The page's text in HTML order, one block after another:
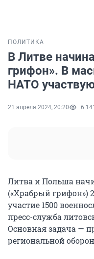
ПОЛИТИКА
В Литве
грифон». В
НАТО
21 апреля 2024, 20:20 6 141
Литва и Польша
(«Храбрый грифон»)
участие 1500
пресс-служба
Основная задача —
региональной